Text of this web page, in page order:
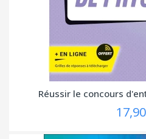
Réussir le concours